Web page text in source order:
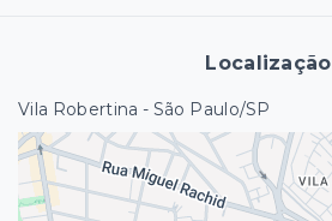
Localização
Vila Robertina - São Paulo/SP